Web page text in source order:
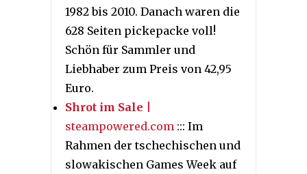
1982 bis 2010. Danach waren die
628 Seiten pickepacke voll!
Schön für Sammler und
Liebhaber zum Preis von 42,95
Euro.
Shrot im Sale
steampowered.com ::: Im
Rahmen der tschechischen und
slowakischen Games Week auf